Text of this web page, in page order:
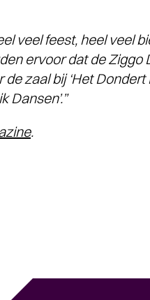
veel feest, heel veel
ervoor dat de Ziggo
zaal bij ‘Het Dondert
Dansen’.”
.